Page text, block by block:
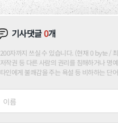
기사댓글0개
200자까지 쓰실 수 있습니다. (현재 0 byte /
저작권 등 다른 사람의 권리를 침해하거나 명
타인에게 불쾌감을 주는 욕설 등 비하하는 단